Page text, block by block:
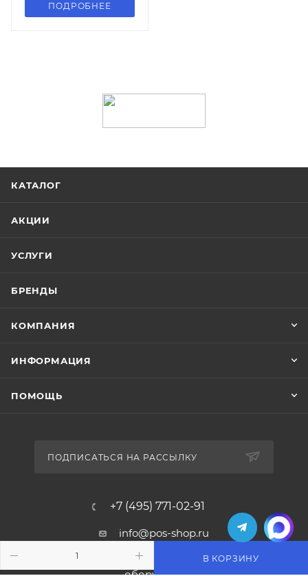
В КОРЗИНУ
ПОДРОБНЕЕ
КАТАЛОГ
АКЦИИ
УСЛУГИ
БРЕНДЫ
КОМПАНИЯ
ИНФОРМАЦИЯ
ПОМОЩЬ
ПОДПИСАТЬСЯ НА РАССЫЛКУ
+7 (495) 771-02-91
info@pos-shop.ru
Магазин Интелис торговое